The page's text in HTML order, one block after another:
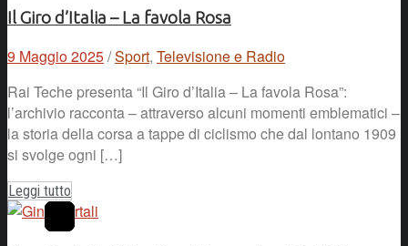
Il Giro d’Italia – La favola Rosa
9 Maggio 2025/Sport, Televisione e Radio
Rai Teche presenta “Il Giro d’Italia – La favola Rosa”:
l’archivio racconta – attraverso alcuni momenti emblematici –
la storia della corsa a tappe di ciclismo che dal lontano 1909
si svolge ogni […]
Leggi tutto